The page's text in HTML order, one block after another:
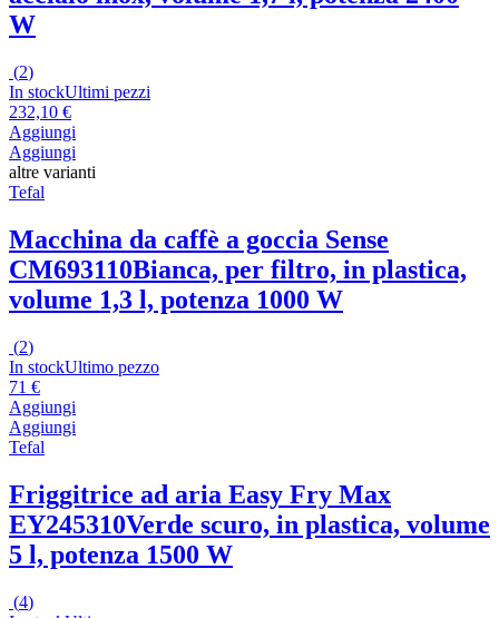
W
(2)
In stockUltimi pezzi
232,10 €
Aggiungi
Aggiungi
altre varianti
Tefal
Macchina da caffè a goccia Sense
CM693110Bianca, per filtro, in plastica,
volume 1,3 l, potenza 1000 W
(2)
In stockUltimo pezzo
71 €
Aggiungi
Aggiungi
Tefal
Friggitrice ad aria Easy Fry Max
EY245310Verde scuro, in plastica, volume
5 l, potenza 1500 W
(4)